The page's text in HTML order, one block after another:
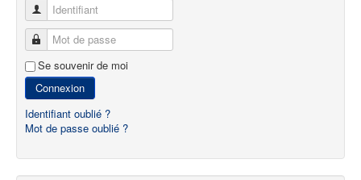
Identifiant
Mot de passe
Se souvenir de moi
Connexion
Identifiant oublié ?
Mot de passe oublié ?